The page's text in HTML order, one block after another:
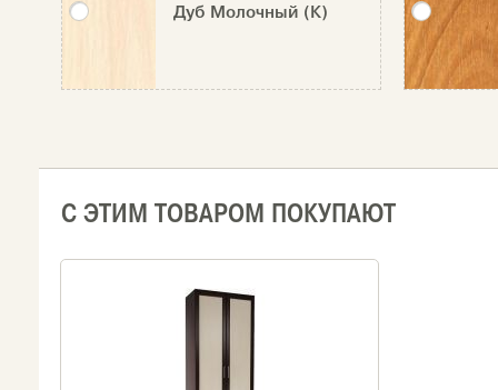
Дуб Молочный (К)
С ЭТИМ ТОВАРОМ ПОКУПАЮТ